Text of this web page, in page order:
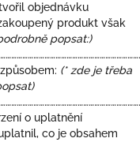
objednávku
produkt však
popsat:)
(* zde je třeba
)
o uplatnění
co je obsahem